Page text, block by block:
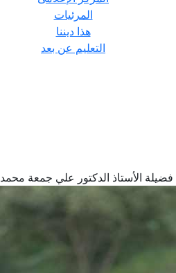
المرئيات
هذا ديننا
التعليم عن بعد
فضيلة الأستاذ الدكتور علي جمعة محمد